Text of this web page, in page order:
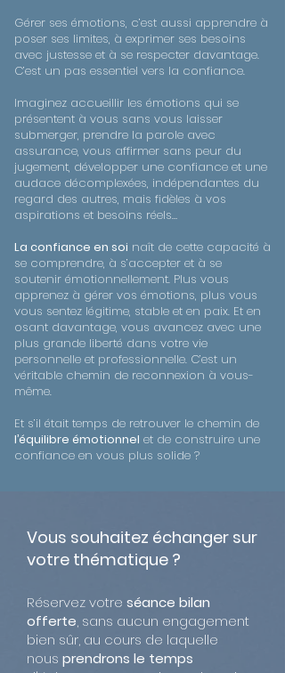
Gérer ses émotions, c’est aussi apprendre à
poser ses limites, à exprimer ses besoins
avec justesse et à se respecter davantage.
C’est un pas essentiel vers la confiance.
Imaginez accueillir les émotions qui se
présentent à vous sans vous laisser
submerger, prendre la parole avec
assurance, vous affirmer sans peur du
jugement, développer une confiance et une
audace décomplexées, indépendantes du
regard des autres, mais fidèles à vos
aspirations et besoins réels…
La confiance en soi naît de cette capacité à
se comprendre, à s’accepter et à se
soutenir émotionnellement. Plus vous
apprenez à gérer vos émotions, plus vous
vous sentez légitime, stable et en paix. Et en
osant davantage, vous avancez avec une
plus grande liberté dans votre vie
personnelle et professionnelle. C’est un
véritable chemin de reconnexion à vous-
même.
Et s’il était temps de retrouver le chemin de
l’équilibre émotionnel et de construire une
confiance en vous plus solide ?
Vous souhaitez échanger sur
votre thématique ?
Réservez votre séance bilan
offerte, sans aucun engagement
bien sûr, au cours de laquelle
nous prendrons le temps